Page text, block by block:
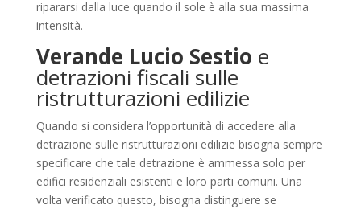
ripararsi dalla luce quando il sole è alla sua massima
intensità.
Verande Lucio Sestio e
detrazioni fiscali sulle
ristrutturazioni edilizie
Quando si considera l’opportunità di accedere alla
detrazione sulle ristrutturazioni edilizie bisogna sempre
specificare che tale detrazione è ammessa solo per
edifici residenziali esistenti e loro parti comuni. Una
volta verificato questo, bisogna distinguere se